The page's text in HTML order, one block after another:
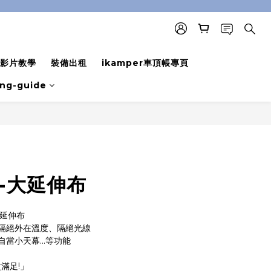
影片教學 裝備出租 ikamper車頂帳專頁
guide
延伸布
伸布
絕外在溫度、隔絕光線
當小天幕...等功能
足!」